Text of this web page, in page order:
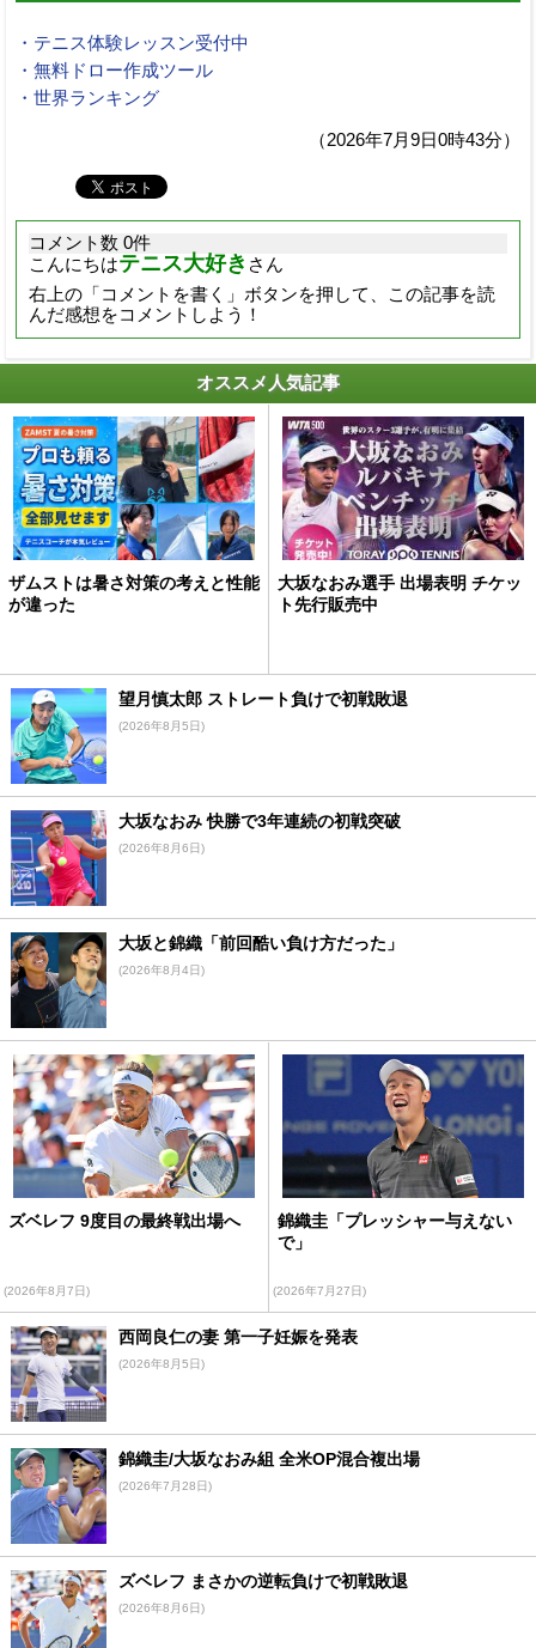
・テニス体験レッスン受付中
・無料ドロー作成ツール
・世界ランキング
（2026年7月9日0時43分）
コメント数 0件
こんにちはテニス大好き さん
右上の「コメントを書く」ボタンを押して、この記事を読
んだ感想をコメントしよう！
オススメ人気記事
ザムストは暑さ対策の考えと性能
が違った
大坂なおみ選手 出場表明 チケッ
ト先行販売中
望月慎太郎 ストレート負けで初戦敗退
(2026年8月5日)
大坂なおみ 快勝で3年連続の初戦突破
(2026年8月6日)
大坂と錦織「前回酷い負け方だった」
(2026年8月4日)
ズベレフ 9度目の最終戦出場へ
(2026年8月7日)
錦織圭「プレッシャー与えない
で」
(2026年7月27日)
西岡良仁の妻 第一子妊娠を発表
(2026年8月5日)
錦織圭/大坂なおみ組 全米OP混合複出場
(2026年7月28日)
ズベレフ まさかの逆転負けで初戦敗退
(2026年8月6日)